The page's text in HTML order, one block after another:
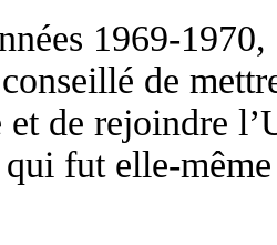
1969-
de
et de rejoindre
fut elle-